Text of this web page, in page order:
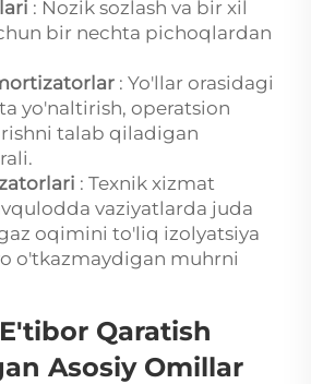
: Nozik sozlash va bir xil
bir nechta pichoqlardan
: Yo'llar orasidagi
yo'naltirish, operatsion
talab qiladigan
: Texnik xizmat
vaziyatlarda juda
oqimini to'liq izolyatsiya
o'tkazmaydigan muhrni
Qaratish
Asosiy Omillar